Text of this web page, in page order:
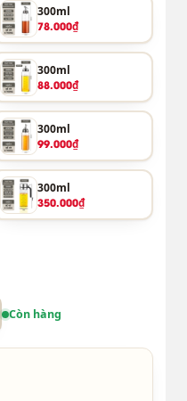
300ml
78.000₫
300ml
88.000₫
300ml
99.000₫
300ml
350.000₫
Còn hàng